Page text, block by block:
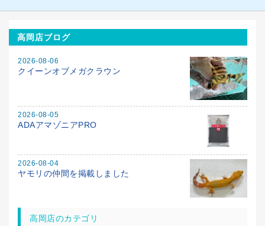
高岡店ブログ
2026-08-06
クイーンオブメガクラウン
2026-08-05
ADAアマゾニアPRO
2026-08-04
ヤモリの仲間を掲載しました
高岡店のカテゴリ